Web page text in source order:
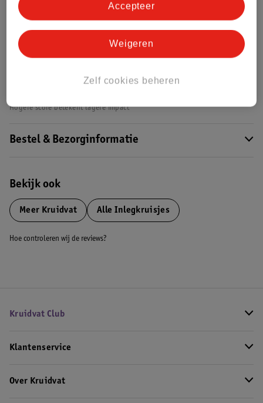
Rood (-) = hoge impact op het milieu.
Gebaseerd op wereldwijde
Nature Impact Score: 50%
Hogere score betekent lagere impact
Bestel & Bezorginformatie
Bekijk ook
Meer Kruidvat Alle Inlegkruisjes
Hoe controleren wij de reviews?
Kruidvat Club
Klantenservice
Over Kruidvat
Zelf cookies beheren
Weigeren
Accepteer